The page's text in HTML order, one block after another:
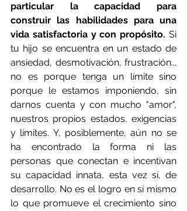
particular la capacidad para
construir las habilidades para una
vida satisfactoria y con propósito. Si
tu hijo se encuentra en un estado de
ansiedad, desmotivación, frustración...
no es porque tenga un límite sino
porque le estamos imponiendo, sin
darnos cuenta y con mucho "amor",
nuestros propios estados, exigencias
y límites. Y, posiblemente, aún no se
ha encontrado la forma ni las
personas que conectan e incentivan
su capacidad innata, esta vez sí, de
desarrollo. No es el logro en sí mismo
lo que promueve el crecimiento sino